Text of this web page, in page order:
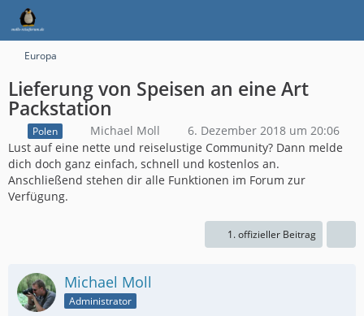
Europa
Lieferung von Speisen an eine Art
Packstation
Polen Michael Moll
6. Dezember 2018 um 20:06
Lust auf eine nette und reiselustige Community? Dann melde
dich doch ganz einfach, schnell und kostenlos an.
Anschließend stehen dir alle Funktionen im Forum zur
Verfügung.
1. offizieller Beitrag
Michael Moll
Administrator